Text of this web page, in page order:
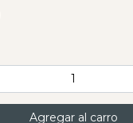
Agregar al carro